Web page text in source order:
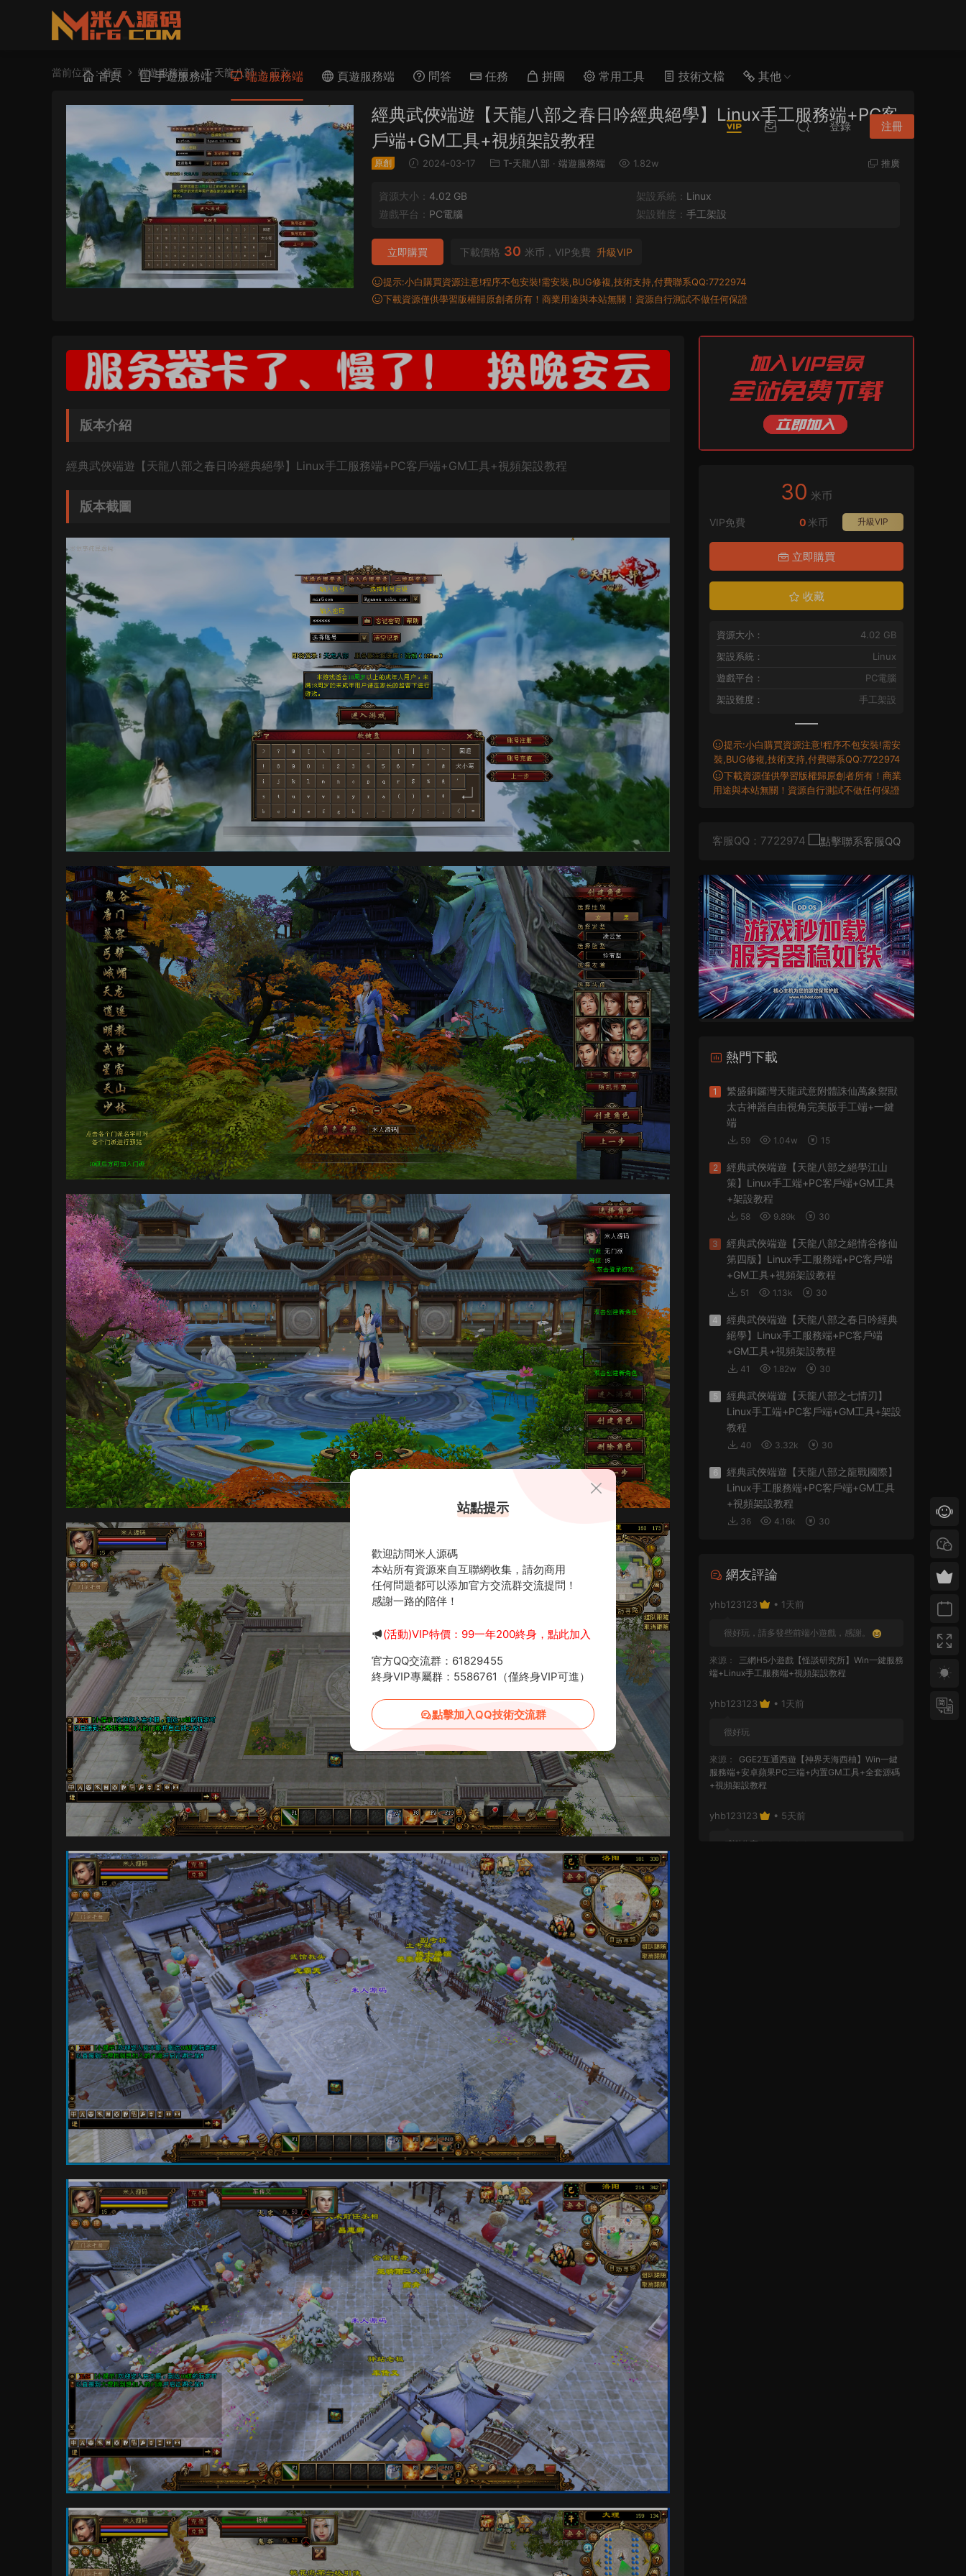
首頁 手遊服務端 端遊服務端 頁遊服務端 問答 任務 拼團 常用工具 技術文檔 其他
登錄 注冊
當前位置：首頁 端遊服務端 T-天龍八部 正文
經典武俠端遊【天龍八部之春日吟經典絕學】Linux手工服務端+PC客
戶端+GM工具+視頻架設教程
原創 2024-03-17 T-天龍八部 · 端遊服務端 1.82w 推廣
資源大小： 4.02 GB 架設系統： Linux
遊戲平台： PC電腦 架設難度： 手工架設
下載價格 30 米币，VIP免費 升級VIP
立即購買
提示:小白購買資源注意!程序不包安裝!需安裝,BUG修複,技術支持,付費聯系QQ:7722974
下載資源僅供學習版權歸原創者所有！商業用途與本站無關！資源自行測試不做任何保證
版本介紹
經典武俠端遊【天龍八部之春日吟經典絕學】Linux手工服務端+PC客戶端+GM工具+視頻架設教程
版本截圖
30 米币
VIP免費 升級VIP
0 米币
立即購買
收藏
資源大小：
4.02 GB
架設系統：
Linux
遊戲平台：
PC電腦
架設難度：
手工架設
提示:小白購買資源注意!程序不包安裝!需安
裝,BUG修複,技術支持,付費聯系QQ:7722974
下載資源僅供學習版權歸原創者所有！商業
用途與本站無關！資源自行測試不做任何保證
客服QQ：7722974
熱門下載
1
繁盛銅鑼灣天龍武意附體誅仙萬象禦獸
太古神器自由視角完美版手工端+一鍵
端
59 1.04w 15
2
經典武俠端遊【天龍八部之絕學江山
策】Linux手工端+PC客戶端+GM工具
+架設教程
58 9.89k 30
3
經典武俠端遊【天龍八部之絕情谷修仙
第四版】Linux手工服務端+PC客戶端
+GM工具+視頻架設教程
51 1.13k 30
4
經典武俠端遊【天龍八部之春日吟經典
絕學】Linux手工服務端+PC客戶端
+GM工具+視頻架設教程
41 1.82w 30
5
經典武俠端遊【天龍八部之七情刃】
Linux手工端+PC客戶端+GM工具+架設
教程
40 3.32k 30
6
經典武俠端遊【天龍八部之龍戰國際】
Linux手工服務端+PC客戶端+GM工具
+視頻架設教程
36 4.16k 30
網友評論
yhb123123 • 1天前
很好玩，請多發些前端小遊戲，感謝。
來源：
三網H5小遊戲【怪談研究所】Win一鍵服務
端+Linux手工服務端+視頻架設教程
yhb123123 • 1天前
很好玩
來源：
GGE2互通西遊【神界天海西柚】Win一鍵
服務端+安卓蘋果PC三端+内置GM工具+全套源碼
+視頻架設教程
yhb123123 • 5天前
感謝分享！！！！！！
站點提示
歡迎訪問米人源碼
本站所有資源來自互聯網收集，請勿商用
任何問題都可以添加官方交流群交流提問！
感謝一路的陪伴！
(活動)VIP特價：99一年200終身，點此加入
官方QQ交流群：61829455
終身VIP專屬群：5586761（僅終身VIP可進）
點擊加入QQ技術交流群